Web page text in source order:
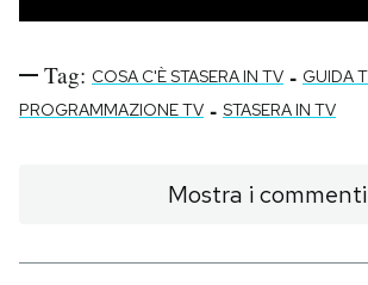
Tag: COSA C'È STASERA IN TV - GUIDA
PROGRAMMAZIONE TV - STASERA IN TV
Mostra i commenti